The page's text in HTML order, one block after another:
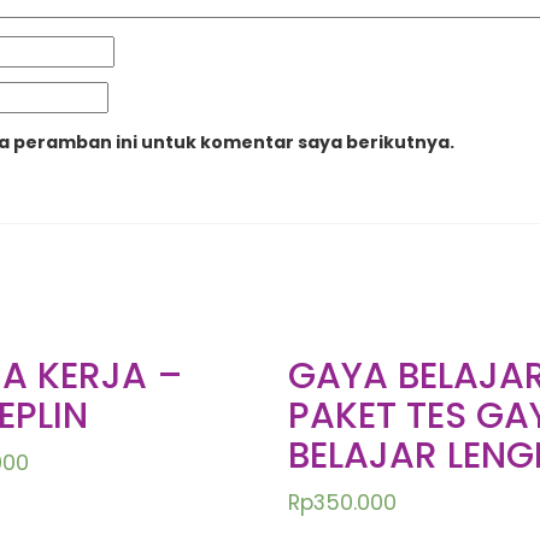
peramban ini untuk komentar saya berikutnya.
KERJA – GAYA
PAKET TES
BELAJAR
Rp350.000